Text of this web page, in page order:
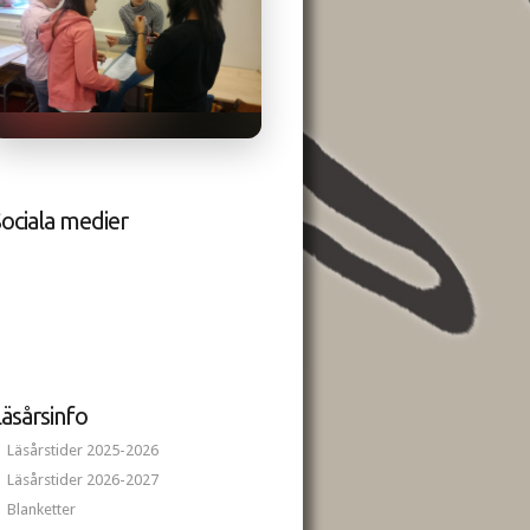
medier
Läsårstider 2025-2026
Läsårstider 2026-2027
Blanketter